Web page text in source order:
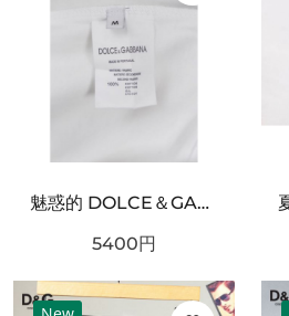
魅惑的 DOLCE＆GABBANA ドルチェ＆ガッバーナ コピー 半袖Tシャツ 存在感抜群
5400円